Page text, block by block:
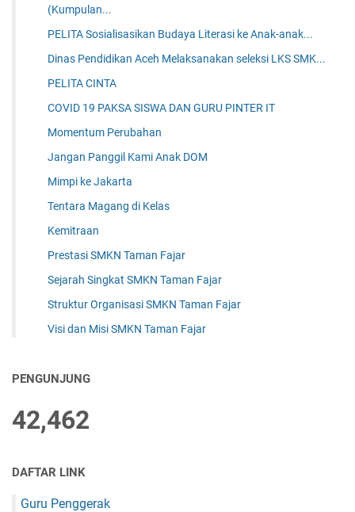
(Kumpulan...
PELITA Sosialisasikan Budaya Literasi ke Anak-anak...
Dinas Pendidikan Aceh Melaksanakan seleksi LKS SMK...
PELITA CINTA
COVID 19 PAKSA SISWA DAN GURU PINTER IT
Momentum Perubahan
Jangan Panggil Kami Anak DOM
Mimpi ke Jakarta
Tentara Magang di Kelas
Kemitraan
Prestasi SMKN Taman Fajar
Sejarah Singkat SMKN Taman Fajar
Struktur Organisasi SMKN Taman Fajar
Visi dan Misi SMKN Taman Fajar
PENGUNJUNG
42,462
DAFTAR LINK
Guru Penggerak